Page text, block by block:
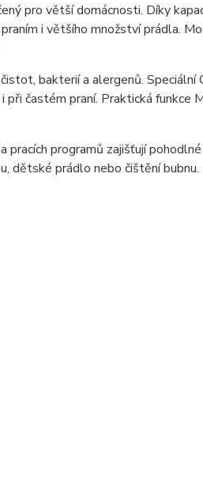
pro větší domácnosti. Díky
i většího množství prádla.
bakterií a alergenů. Speciální
častém praní. Praktická funkce
programů zajišťují pohodlné
dětské prádlo nebo čištění bubnu.